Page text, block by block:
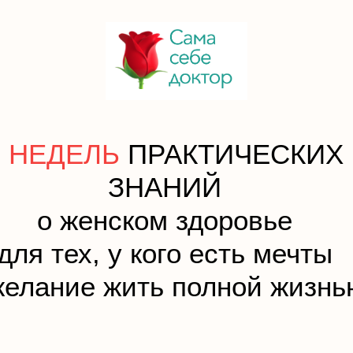
НЕДЕЛЬ ПРАКТИЧЕСКИХ
ЗНАНИЙ
о женском здоровье
тех, у кого есть мечты
жить полной